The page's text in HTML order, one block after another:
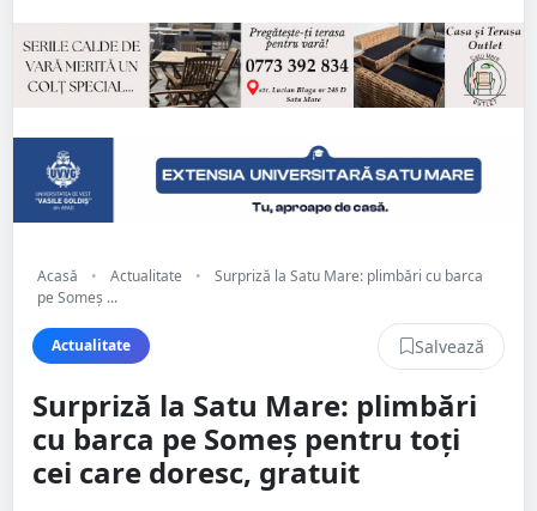
Acasă • Actualitate •
Surpriză la Satu Mare: plimbări cu barca
pe Someș ...
Actualitate Salvează
Surpriză la Satu Mare: plimbări
cu barca pe Someș pentru toți
cei care doresc, gratuit